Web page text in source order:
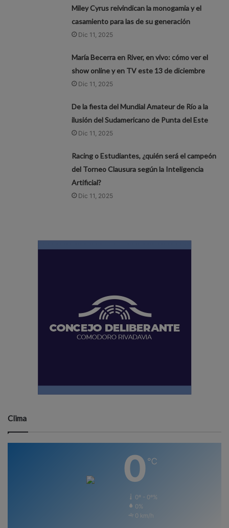
Miley Cyrus reivindican la monogamia y el
casamiento para las de su generación
Dic 11, 2025
María Becerra en River, en vivo: cómo ver el
show online y en TV este 13 de diciembre
Dic 11, 2025
De la fiesta del Mundial Amateur de Río a la
ilusión del Sudamericano de Punta del Este
Dic 11, 2025
Racing o Estudiantes, ¿quién será el campeón
del Torneo Clausura según la Inteligencia
Artificial?
Dic 11, 2025
Clima
0 ℃
0º - 0º%
0%
0 km/h